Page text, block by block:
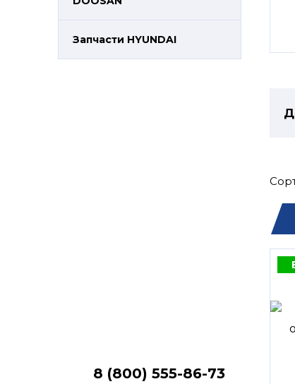
Запчасти HYUNDAI
8 (800) 555-86-73